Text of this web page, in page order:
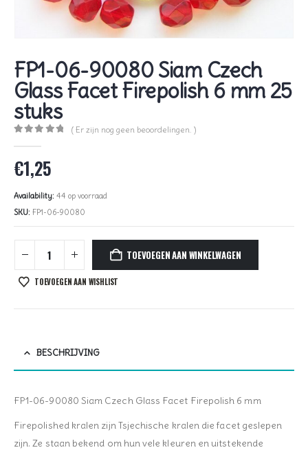
FP1-06-90080 Siam Czech
Glass Facet Firepolish 6 mm 25
stuks
( Er zijn nog geen beoordelingen. )
€1,25
Availability: 44 op voorraad
SKU: FP1-06-90080
TOEVOEGEN AAN WINKELWAGEN
TOEVOEGEN AAN WISHLIST
BESCHRIJVING
FP1-06-90080 Siam Czech Glass Facet Firepolish 6 mm
Firepolished kralen zijn Tsjechische kralen die facet geslepen
zijn. Ze staan bekend om hun vele kleuren en uitstekende